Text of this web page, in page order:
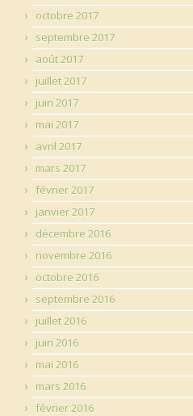
octobre 2017
septembre 2017
août 2017
juillet 2017
juin 2017
mai 2017
avril 2017
mars 2017
février 2017
janvier 2017
décembre 2016
novembre 2016
octobre 2016
septembre 2016
juillet 2016
juin 2016
mai 2016
mars 2016
février 2016